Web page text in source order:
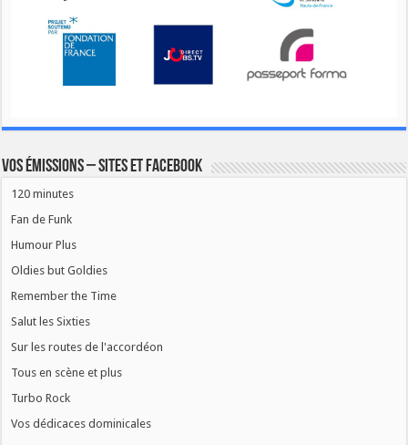
Vos émissions – Sites et Facebook
120 minutes
Fan de Funk
Humour Plus
Oldies but Goldies
Remember the Time
Salut les Sixties
Sur les routes de l'accordéon
Tous en scène et plus
Turbo Rock
Vos dédicaces dominicales